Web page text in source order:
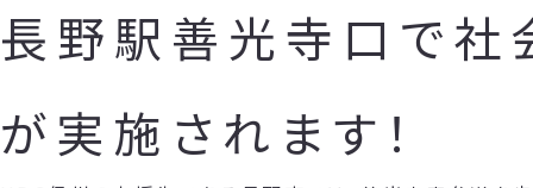
長野駅善光寺口で社
が実施されます！